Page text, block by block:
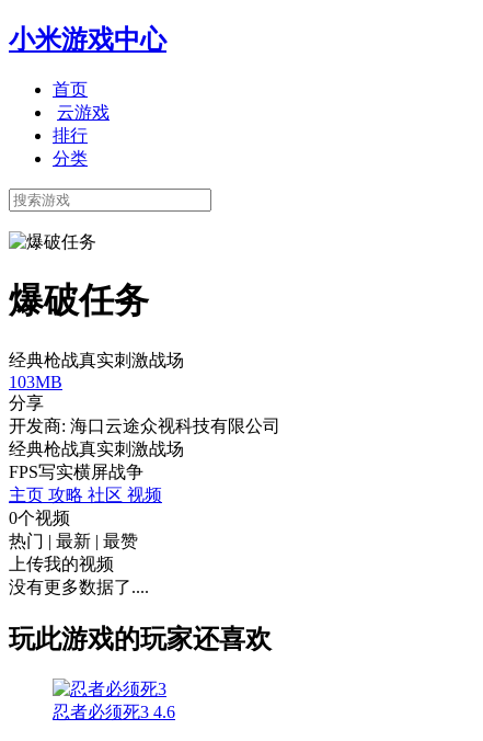
小米游戏中心
首页
云游戏
排行
分类
爆破任务
经典枪战真实刺激战场
103MB
分享
开发商: 海口云途众视科技有限公司
经典枪战真实刺激战场
FPS写实横屏战争
主页 攻略 社区 视频
0个视频
热门 | 最新 | 最赞
上传我的视频
没有更多数据了....
玩此游戏的玩家还喜欢
忍者必须死3 4.6